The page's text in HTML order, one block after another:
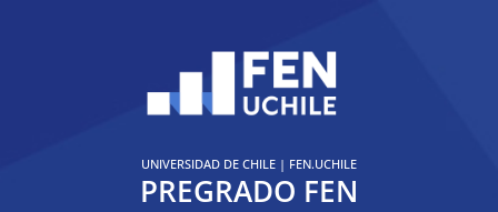
UNIVERSIDAD DE CHILE| FEN.UCHILE
PREGRADO FEN